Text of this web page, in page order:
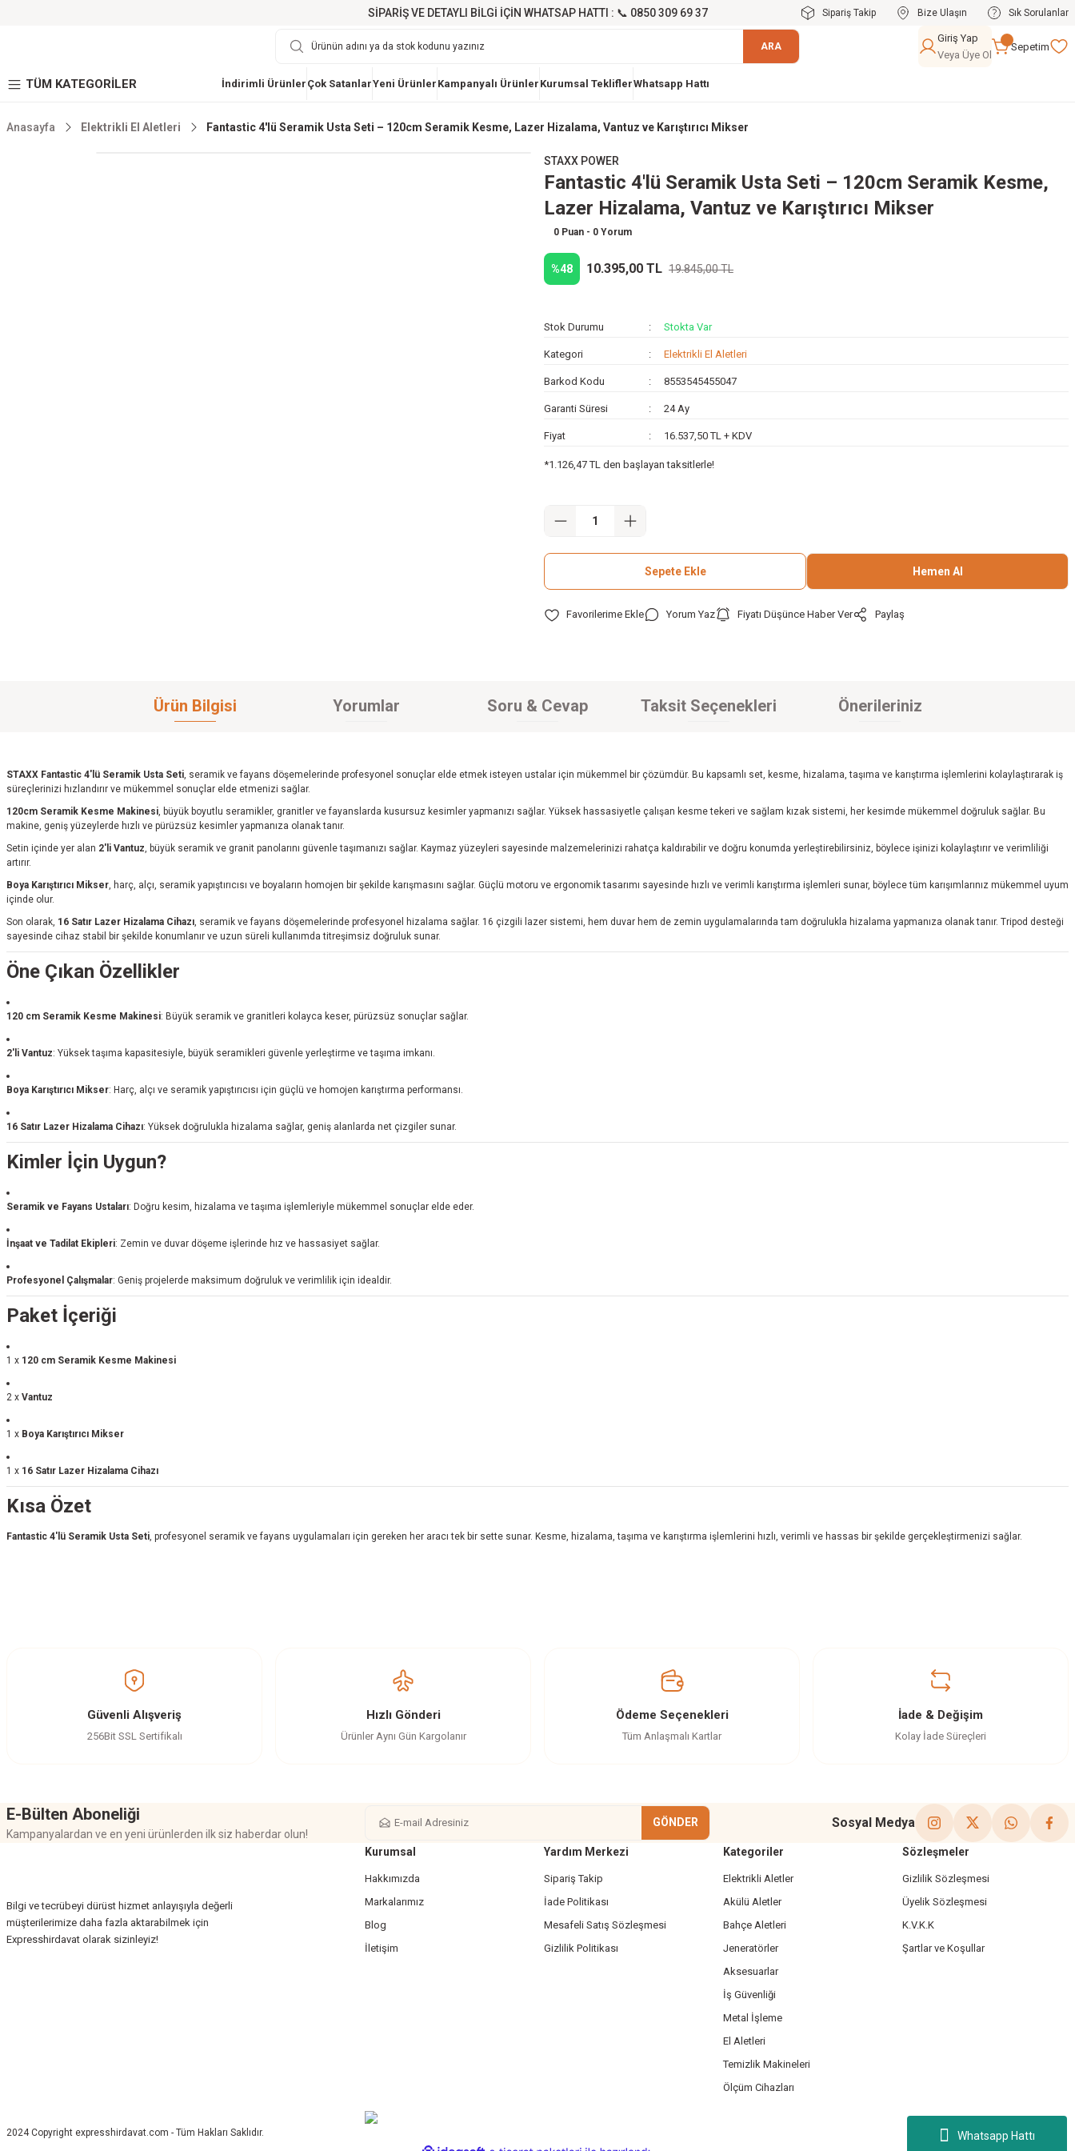
Whatsapp Hattı
SİPARİŞ VE DETAYLI BİLGİ İÇİN WHATSAP HATTI : 📞 0850 309 69 37 Sipariş Takip Bize Ulaşın Sık Sorulanlar
ARA
Giriş Yap
Veya Üye Ol
Sepetim
TÜM KATEGORİLER İndirimli Ürünler Çok SatanlarYeni Ürünler Kampanyalı Ürünler Kurumsal TekliflerWhatsapp Hattı
Anasayfa Elektrikli El Aletleri Fantastic 4'lü Seramik Usta Seti – 120cm Seramik Kesme, Lazer Hizalama, Vantuz ve Karıştırıcı Mikser
STAXX POWER
Fantastic 4'lü Seramik Usta Seti – 120cm Seramik Kesme,
Lazer Hizalama, Vantuz ve Karıştırıcı Mikser
0 Puan - 0 Yorum
%48 10.395,00 TL 19.845,00 TL
Stok Durumu Stokta Var
Kategori Elektrikli El Aletleri
Barkod Kodu 8553545455047
Garanti Süresi 24 Ay
Fiyat 16.537,50 TL + KDV
*1.126,47 TL den başlayan taksitlerle!
Sepete Ekle Hemen Al
Yorum Yaz Fiyatı Düşünce Haber Ver Paylaş
Ürün Bilgisi Yorumlar Soru & Cevap Taksit Seçenekleri Önerileriniz
STAXX Fantastic 4'lü Seramik Usta Seti , seramik ve fayans döşemelerinde profesyonel sonuçlar elde etmek isteyen ustalar için mükemmel bir çözümdür. Bu kapsamlı set, kesme, hizalama, taşıma ve karıştırma işlemlerini kolaylaştırarak iş
süreçlerinizi hızlandırır ve mükemmel sonuçlar elde etmenizi sağlar.
120cm Seramik Kesme Makinesi , büyük boyutlu seramikler, granitler ve fayanslarda kusursuz kesimler yapmanızı sağlar. Yüksek hassasiyetle çalışan kesme tekeri ve sağlam kızak sistemi, her kesimde mükemmel doğruluk sağlar. Bu
makine, geniş yüzeylerde hızlı ve pürüzsüz kesimler yapmanıza olanak tanır.
Setin içinde yer alan 2'li Vantuz , büyük seramik ve granit panolarını güvenle taşımanızı sağlar. Kaymaz yüzeyleri sayesinde malzemelerinizi rahatça kaldırabilir ve doğru konumda yerleştirebilirsiniz, böylece işinizi kolaylaştırır ve verimliliği
artırır.
Boya Karıştırıcı Mikser , harç, alçı, seramik yapıştırıcısı ve boyaların homojen bir şekilde karışmasını sağlar. Güçlü motoru ve ergonomik tasarımı sayesinde hızlı ve verimli karıştırma işlemleri sunar, böylece tüm karışımlarınız mükemmel uyum
içinde olur.
Son olarak, 16 Satır Lazer Hizalama Cihazı , seramik ve fayans döşemelerinde profesyonel hizalama sağlar. 16 çizgili lazer sistemi, hem duvar hem de zemin uygulamalarında tam doğrulukla hizalama yapmanıza olanak tanır. Tripod desteği
sayesinde cihaz stabil bir şekilde konumlanır ve uzun süreli kullanımda titreşimsiz doğruluk sunar.
Öne Çıkan Özellikler
120 cm Seramik Kesme Makinesi: Büyük seramik ve granitleri kolayca keser, pürüzsüz sonuçlar sağlar.
2'li Vantuz: Yüksek taşıma kapasitesiyle, büyük seramikleri güvenle yerleştirme ve taşıma imkanı.
Boya Karıştırıcı Mikser: Harç, alçı ve seramik yapıştırıcısı için güçlü ve homojen karıştırma performansı.
16 Satır Lazer Hizalama Cihazı: Yüksek doğrulukla hizalama sağlar, geniş alanlarda net çizgiler sunar.
Kimler İçin Uygun?
Seramik ve Fayans Ustaları: Doğru kesim, hizalama ve taşıma işlemleriyle mükemmel sonuçlar elde eder.
İnşaat ve Tadilat Ekipleri: Zemin ve duvar döşeme işlerinde hız ve hassasiyet sağlar.
Profesyonel Çalışmalar: Geniş projelerde maksimum doğruluk ve verimlilik için idealdir.
Paket İçeriği
1 x 120 cm Seramik Kesme Makinesi
2 x Vantuz
1 x Boya Karıştırıcı Mikser
1 x 16 Satır Lazer Hizalama Cihazı
Kısa Özet
Fantastic 4'lü Seramik Usta Seti , profesyonel seramik ve fayans uygulamaları için gereken her aracı tek bir sette sunar. Kesme, hizalama, taşıma ve karıştırma işlemlerini hızlı, verimli ve hassas bir şekilde gerçekleştirmenizi sağlar.
Ürün açıklamasında eksik bilgiler bulunuyor.
Gönder
Güvenli Alışveriş
256Bit SSL Sertifikalı
Hızlı Gönderi
Ürünler Aynı Gün Kargolanır
Ödeme Seçenekleri
Tüm Anlaşmalı Kartlar
İade & Değişim
Kolay İade Süreçleri
E-Bülten Aboneliği
Kampanyalardan ve en yeni ürünlerden ilk siz haberdar olun!
GÖNDER Sosyal Medya
Bilgi ve tecrübeyi dürüst hizmet anlayışıyla değerli
müşterilerimize daha fazla aktarabilmek için
Expresshirdavat olarak sizinleyiz!
Kurumsal
Hakkımızda
Markalarımız
Blog
İletişim
Yardım Merkezi
Sipariş Takip
İade Politikası
Mesafeli Satış Sözleşmesi
Gizlilik Politikası
Kategoriler
Elektrikli Aletler
Akülü Aletler
Bahçe Aletleri
Jeneratörler
Aksesuarlar
İş Güvenliği
Metal İşleme
El Aletleri
Temizlik Makineleri
Ölçüm Cihazları
Sözleşmeler
Gizlilik Sözleşmesi
Üyelik Sözleşmesi
K.V.K.K
Şartlar ve Koşullar
2024 Copyright expresshirdavat.com - Tüm Hakları Saklıdır.